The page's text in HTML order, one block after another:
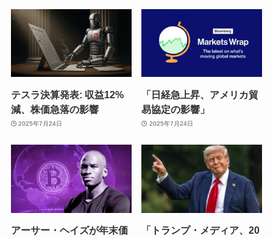
テスラ決算発表: 収益12%
減、株価急落の影響
2025年7月24日
「日経急上昇、アメリカ貿
易協定の影響」
2025年7月24日
アーサー・ヘイズが年末価
「トランプ・メディア、20